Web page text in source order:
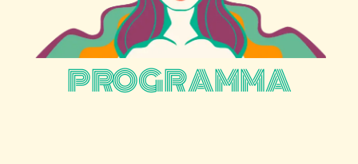
PROGRAMMA